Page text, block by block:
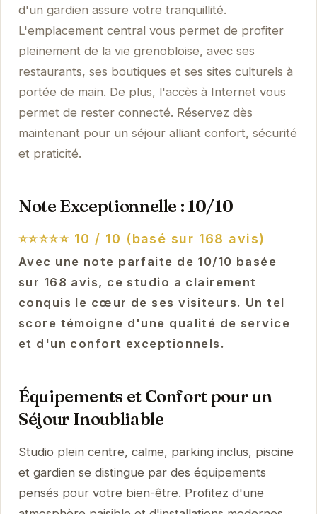
d'un gardien assure votre tranquillité.
L'emplacement central vous permet de profiter
pleinement de la vie grenobloise, avec ses
restaurants, ses boutiques et ses sites culturels à
portée de main. De plus, l'accès à Internet vous
permet de rester connecté. Réservez dès
maintenant pour un séjour alliant confort, sécurité
et praticité.
Note Exceptionnelle : 10/10
⭐⭐⭐⭐⭐ 10 / 10 (basé sur 168 avis)
Avec une note parfaite de 10/10 basée
sur 168 avis, ce studio a clairement
conquis le cœur de ses visiteurs. Un tel
score témoigne d'une qualité de service
et d'un confort exceptionnels.
Équipements et Confort pour un
Séjour Inoubliable
Studio plein centre, calme, parking inclus, piscine
et gardien se distingue par des équipements
pensés pour votre bien-être. Profitez d'une